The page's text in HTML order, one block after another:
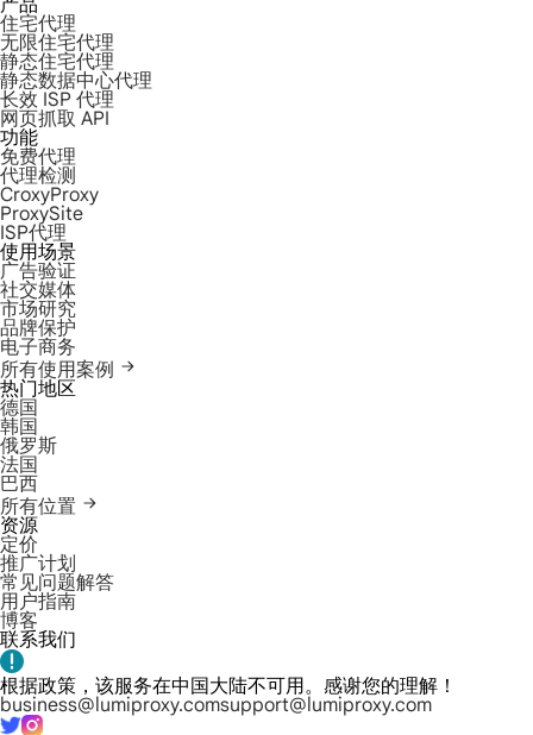
产品
住宅代理
无限住宅代理
静态住宅代理
静态数据中心代理
长效 ISP 代理
网页抓取 API
功能
免费代理
代理检测
CroxyProxy
ProxySite
ISP代理
使用场景
广告验证
社交媒体
市场研究
品牌保护
电子商务
所有使用案例
热门地区
德国
韩国
俄罗斯
法国
巴西
所有位置
资源
定价
推广计划
常见问题解答
用户指南
博客
联系我们
根据政策，该服务在中国大陆不可用。感谢您的理解！
business@lumiproxy.comsupport@lumiproxy.com